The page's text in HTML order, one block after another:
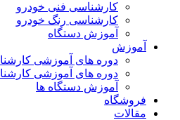
کارشناسی فنی خودرو
کارشناسی رنگ خودرو
آموزش دستگاه
آموزش
دوره های آموزشی
دوره های آموزشی
آموزش دستگاه ها
فروشگاه
مقالات